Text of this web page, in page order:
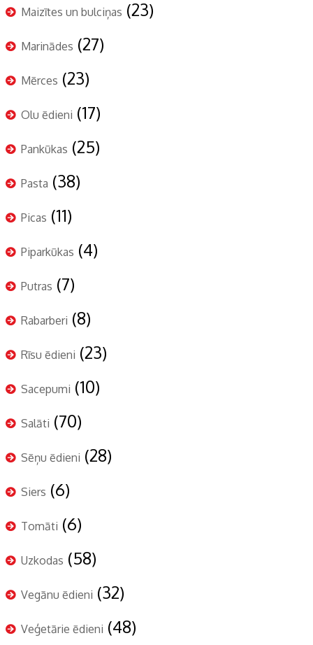
Maizītes un bulciņas (23)
Marinādes (27)
Mērces (23)
Olu ēdieni (17)
Pankūkas (25)
Pasta (38)
Picas (11)
Piparkūkas (4)
Putras (7)
Rabarberi (8)
Rīsu ēdieni (23)
Sacepumi (10)
Salāti (70)
Sēņu ēdieni (28)
Siers (6)
Tomāti (6)
Uzkodas (58)
Vegānu ēdieni (32)
Veģetārie ēdieni (48)